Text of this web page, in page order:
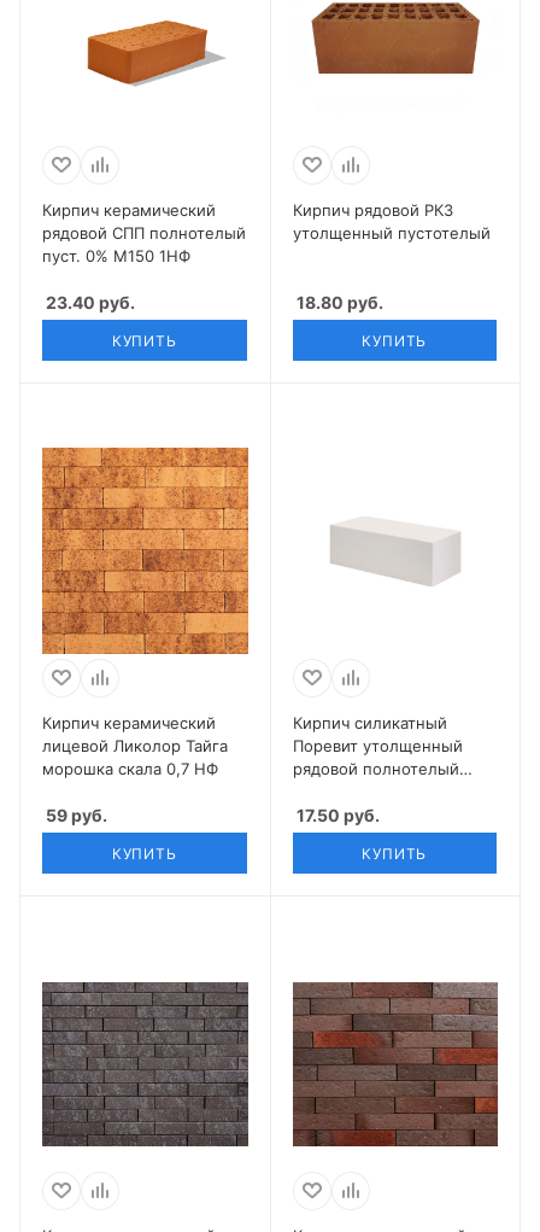
Кирпич керамический
рядовой СПП полнотелый
пуст. 0% М150 1НФ
23.40 руб.
КУПИТЬ
Кирпич рядовой РКЗ
утолщенный пустотелый
18.80 руб.
КУПИТЬ
Кирпич керамический
лицевой Ликолор Тайга
морошка скала 0,7 НФ
59руб.
КУПИТЬ
Кирпич силикатный
Поревит утолщенный
рядовой полнотелый
17.50 руб.
КУПИТЬ